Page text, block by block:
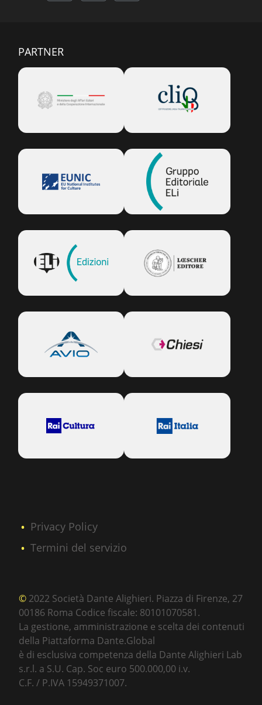
PARTNER
Privacy Policy
Termini del servizio
© 2022 Società Dante Alighieri. Piazza di Firenze, 27
00186 Roma Codice fiscale: 80101070581.
La gestione, amministrazione e scelta dei contenuti
della Piattaforma Dante.Global
è di esclusiva competenza della Dante Alighieri Lab
s.r.l. a S.U. Cap. Soc euro 500.000,00 i.v.
C.F. / P.IVA 15949371007.